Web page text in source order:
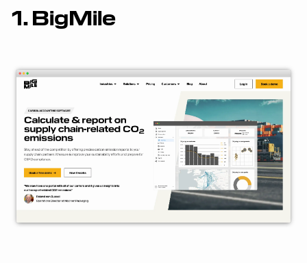
1. BigMile